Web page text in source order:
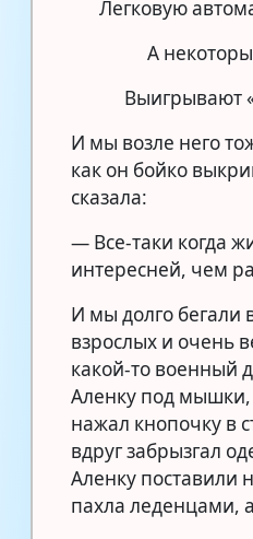
Легковую
А
Выигрывают
И мы возле него
как он бойко
сказала:
— Все-таки когда
интересней, чем
И мы долго бегали
взрослых и очень
какой-то военный
Аленку под
нажал кнопочку в
вдруг забрызгал
Аленку поставили
пахла леденцами,